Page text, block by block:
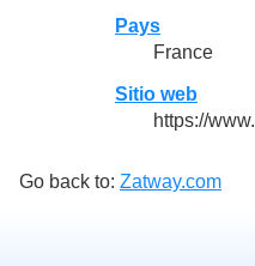
Pays
France
Sitio web
https://
Go back to: Zatway.com